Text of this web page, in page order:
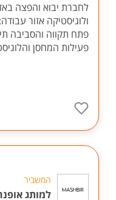
לחברת יבוא והפצה
ולוגיסטיקה אזור
פתח תקווה והסביבה
פעילות המחסן
המשביר
למותג